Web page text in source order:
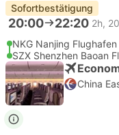
Sofortbestätigung
20:00 22:20 2h,
NKG Nanjing Flughafen
SZX Shenzhen Baoan
China